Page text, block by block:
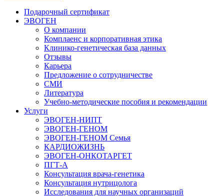
Подарочный сертификат
ЭВОГЕН
О компании
Комплаенс и корпоративная этика
Клинико-генетическая база данных
Отзывы
Карьера
Предложение о сотрудничестве
СМИ
Литература
Учебно-методические пособия и рекомендации
Услуги
ЭВОГЕН-НИПТ
ЭВОГЕН-ГЕНОМ
ЭВОГЕН-ГЕНОМ Семья
КАРДИОЖИЗНЬ
ЭВОГЕН-ОНКОТАРГЕТ
ПГТ-А
Консультация врача-генетика
Консультация нутрицолога
Исследования для научных организаций